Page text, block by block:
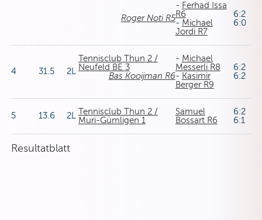
Roger Noti R5
- Ferhad Issa
R6
- Michael
Jordi R7
6:2
6:0
4 31.5 2L
Tennisclub Thun 2 /
Neufeld BE 3
Bas Kooijman R6
- Michael
Messerli R8
- Kasimir
Berger R9
6:2
6:2
5 13.6 2LTennisclub Thun 2 /
Muri-Gümligen 1
Samuel
Bossart R6
6:2
6:1
Resultatblatt